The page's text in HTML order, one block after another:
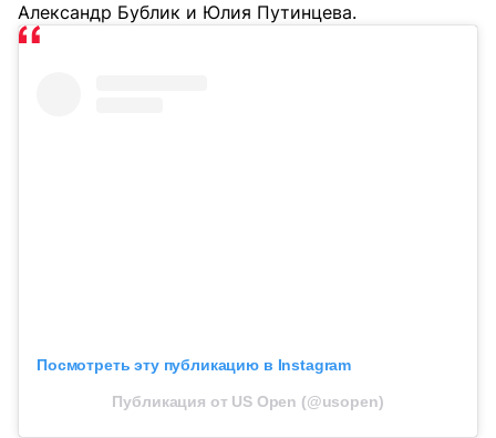
Александр Бублик и Юлия Путинцева.
Посмотреть эту публикацию в Instagram
Публикация от US Open (@usopen)